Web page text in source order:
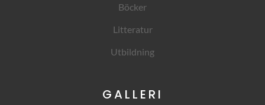
Böcker
Litteratur
Utbildning
GALLERI